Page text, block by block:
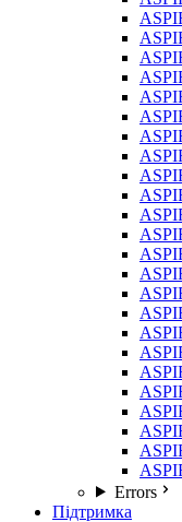
Errors
Підтримка